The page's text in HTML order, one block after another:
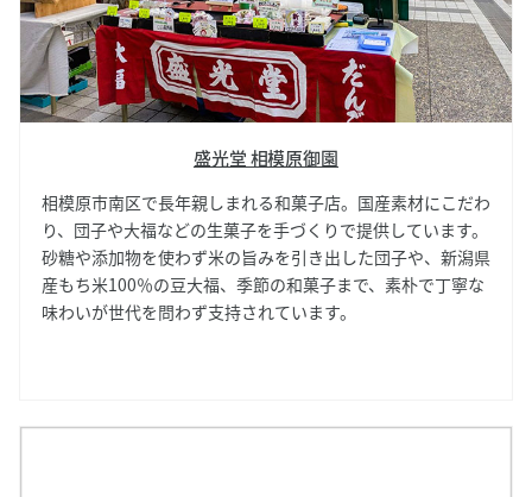
盛光堂 相模原御園
相模原市南区で長年親しまれる和菓子店。国産素材にこだわ
り、団子や大福などの生菓子を手づくりで提供しています。
砂糖や添加物を使わず米の旨みを引き出した団子や、新潟県
産もち米100％の豆大福、季節の和菓子まで、素朴で丁寧な
味わいが世代を問わず支持されています。